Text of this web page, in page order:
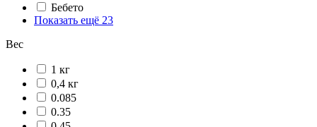
Бебето
Показать ещё 23
Вес
1 кг
0,4 кг
0.085
0.35